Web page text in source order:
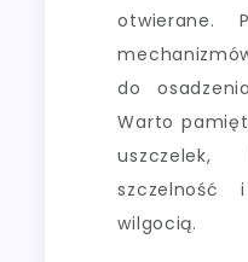
otwierane.
do
Warto
uszczelek,
szczelność
wilgocią.